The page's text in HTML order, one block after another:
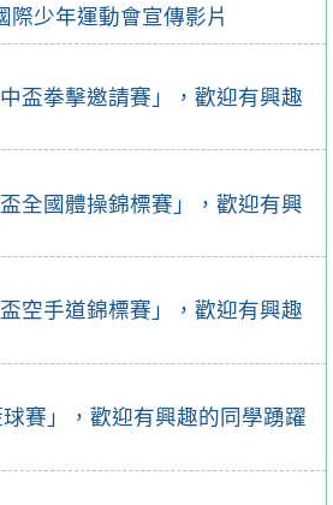
際少年運動會宣傳影片
盃拳擊邀請賽」，歡迎有興趣
全國體操錦標賽」，歡迎有興
空手道錦標賽」，歡迎有興趣
球賽」，歡迎有興趣的同學踴躍